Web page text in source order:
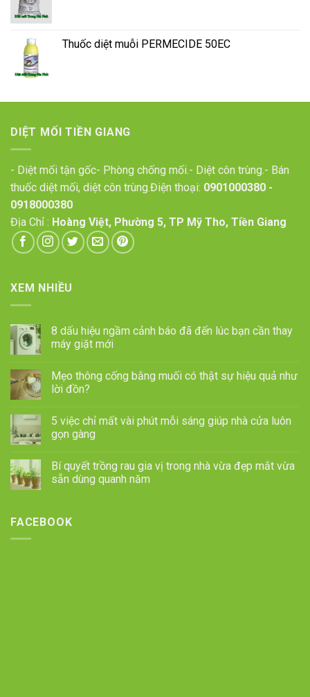
Thuốc diệt muỗi PERMECIDE 50EC
DIỆT MỐI TIỀN GIANG
- Diệt mối tận gốc- Phòng chống mối.- Diệt côn trùng.- Bán
thuốc diệt mối, diệt côn trùng.Điện thoại: 0901000380 -
0918000380
Địa Chỉ : Hoàng Việt, Phường 5, TP Mỹ Tho, Tiền Giang
XEM NHIỀU
8 dấu hiệu ngầm cảnh báo đã đến lúc bạn cần thay
máy giặt mới
Mẹo thông cống bằng muối có thật sự hiệu quả như
lời đồn?
5 việc chỉ mất vài phút mỗi sáng giúp nhà cửa luôn
gọn gàng
Bí quyết trồng rau gia vị trong nhà vừa đẹp mắt vừa
sẵn dùng quanh năm
FACEBOOK